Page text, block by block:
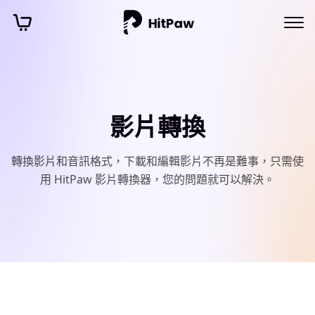
影片轉換
轉換影片和音訊格式，下載和編輯影片不再是難事，只需使
用 HitPaw 影片轉換器，您的問題就可以解決。